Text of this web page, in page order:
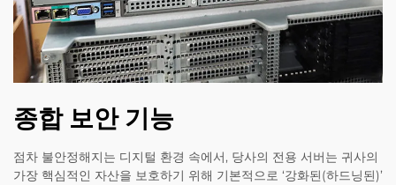
종합 보안 기능
점차 불안정해지는 디지털 환경 속에서, 당사의 전용 서버는 귀사의
가장 핵심적인 자산을 보호하기 위해 기본적으로 ‘강화된(하드닝된)’